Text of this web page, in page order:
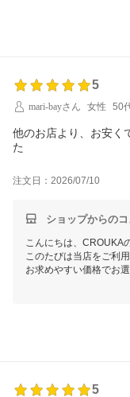
5
mari-bayさん
女性 50
他のお店より、お安く
注文日：2026/07/10
ショップからのコ
こんにちは、CROUKA
このたびは当店をご利
お求めやすい価格でお
5